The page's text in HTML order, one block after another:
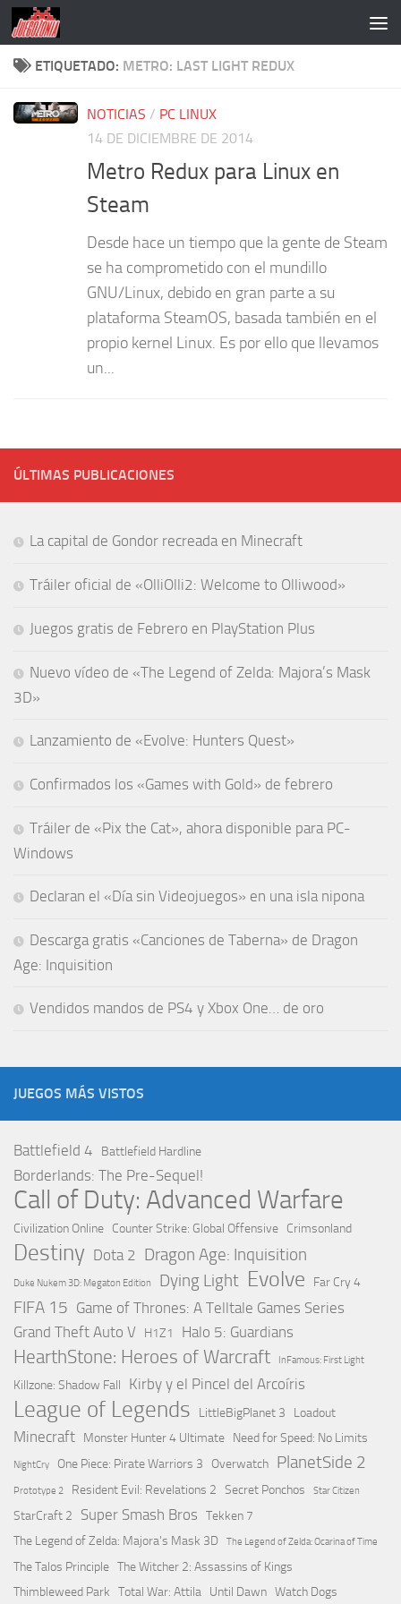
Saltar al contenido
ETIQUETADO: METRO: LAST LIGHT REDUX
NOTICIAS / PC LINUX
14 DE DICIEMBRE DE 2014
Metro Redux para Linux en
Steam
Desde hace un tiempo que la gente de Steam
se ha comprometido con el mundillo
GNU/Linux, debido en gran parte a su
plataforma SteamOS, basada también en el
propio kernel Linux. Es por ello que llevamos
un...
ÚLTIMAS PUBLICACIONES
La capital de Gondor recreada en Minecraft
Tráiler oficial de «OlliOlli2: Welcome to Olliwood»
Juegos gratis de Febrero en PlayStation Plus
Nuevo vídeo de «The Legend of Zelda: Majora’s Mask
3D»
Lanzamiento de «Evolve: Hunters Quest»
Confirmados los «Games with Gold» de febrero
Tráiler de «Pix the Cat», ahora disponible para PC-
Windows
Declaran el «Día sin Videojuegos» en una isla nipona
Descarga gratis «Canciones de Taberna» de Dragon
Age: Inquisition
Vendidos mandos de PS4 y Xbox One… de oro
JUEGOS MÁS VISTOS
Battlefield 4 Battlefield Hardline
Borderlands: The Pre-Sequel!
Call of Duty: Advanced Warfare
Civilization Online Counter Strike: Global Offensive Crimsonland
Destiny Dota 2 Dragon Age: Inquisition
Duke Nukem 3D: Megaton Edition Dying Light Evolve Far Cry 4
FIFA 15 Game of Thrones: A Telltale Games Series
Grand Theft Auto V H1Z1 Halo 5: Guardians
HearthStone: Heroes of Warcraft InFamous: First Light
Killzone: Shadow Fall Kirby y el Pincel del Arcoíris
League of Legends LittleBigPlanet 3 Loadout
Minecraft Monster Hunter 4 Ultimate Need for Speed: No Limits
NightCry One Piece: Pirate Warriors 3 Overwatch PlanetSide 2
Prototype 2 Resident Evil: Revelations 2 Secret Ponchos Star Citizen
StarCraft 2 Super Smash Bros Tekken 7
The Legend of Zelda: Majora's Mask 3D
The Legend of Zelda: Ocarina of Time
The Talos Principle The Witcher 2: Assassins of Kings
Thimbleweed Park Total War: Attila Until Dawn Watch Dogs